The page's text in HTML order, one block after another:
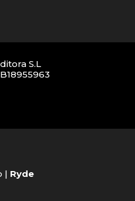
S.L
| Ryde